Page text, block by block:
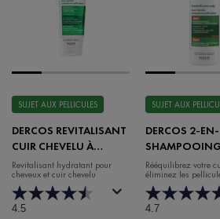
SUJET AUX PELLICULES
DERCOS REVITALISANT
CUIR CHEVELU À
TENDANCE
PELLICULAIRE
Revitalisant hydratant pour
cheveux et cuir chevelu
4.5
SUJET AUX
DERCOS 2-EN-
REVITALISANT
Rééquilibrez votre
éliminez les
hydratez vos cheveux.
4.7